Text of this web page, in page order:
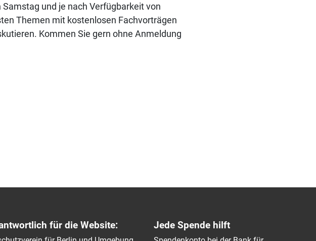
und je nach Verfügbarkeit von
Themen mit kostenlosen Fachvorträgen
Kommen Sie gern ohne Anmeldung
für die Website: Jede Spende hilft